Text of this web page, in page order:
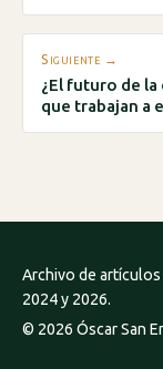
Siguiente →
¿El futuro de
que trabajan a
Archivo de
2024 y 2026.
© 2026 Óscar San